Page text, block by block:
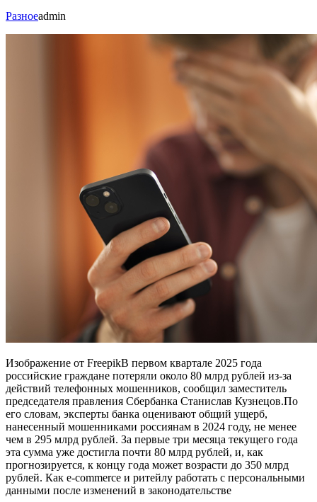
Разноеadmin
Изображение от FreepikВ первом квартале 2025 года
российские граждане потеряли около 80 млрд рублей из-за
действий телефонных мошенников, сообщил заместитель
председателя правления Сбербанка Станислав Кузнецов.По
его словам, эксперты банка оценивают общий ущерб,
нанесенный мошенниками россиянам в 2024 году, не менее
чем в 295 млрд рублей. За первые три месяца текущего года
эта сумма уже достигла почти 80 млрд рублей, и, как
прогнозируется, к концу года может возрасти до 350 млрд
рублей. Как e-commerce и ритейлу работать с персональными
данными после изменений в законодательстве